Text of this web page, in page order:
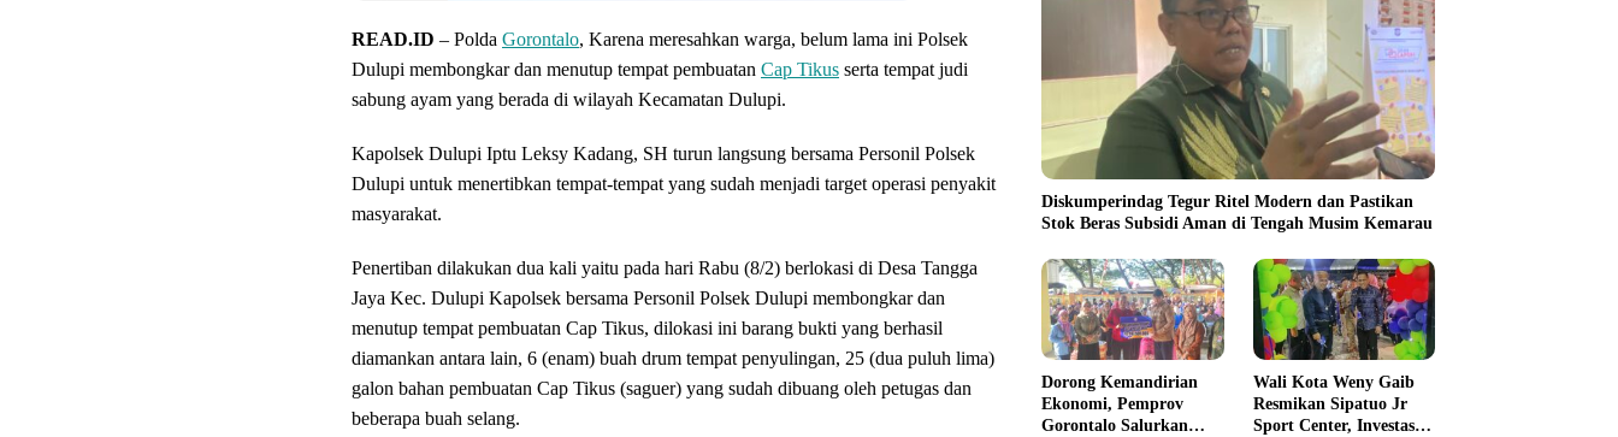
READ.ID – Polda Gorontalo, Karena meresahkan warga, belum lama ini Polsek
Dulupi membongkar dan menutup tempat pembuatan Cap Tikus serta tempat judi
sabung ayam yang berada di wilayah Kecamatan Dulupi.
Kapolsek Dulupi Iptu Leksy Kadang, SH turun langsung bersama Personil Polsek
Dulupi untuk menertibkan tempat-tempat yang sudah menjadi target operasi penyakit
masyarakat.
Penertiban dilakukan dua kali yaitu pada hari Rabu (8/2) berlokasi di Desa Tangga
Jaya Kec. Dulupi Kapolsek bersama Personil Polsek Dulupi membongkar dan
menutup tempat pembuatan Cap Tikus, dilokasi ini barang bukti yang berhasil
diamankan antara lain, 6 (enam) buah drum tempat penyulingan, 25 (dua puluh lima)
galon bahan pembuatan Cap Tikus (saguer) yang sudah dibuang oleh petugas dan
beberapa buah selang.
Diskumperindag Tegur Ritel Modern dan Pastikan
Stok Beras Subsidi Aman di Tengah Musim Kemarau
Dorong Kemandirian
Ekonomi, Pemprov
Gorontalo Salurkan
Wali Kota Weny Gaib
Resmikan Sipatuo Jr
Sport Center, Investasi